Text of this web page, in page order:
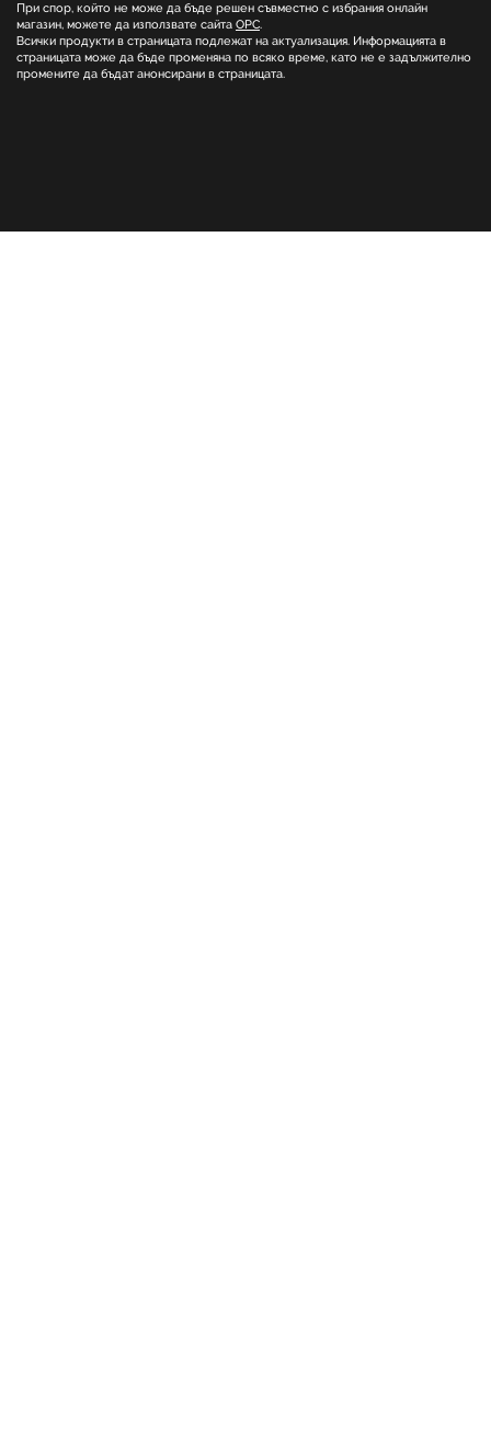
При спор, който не може да бъде решен съвместно с избрания онлайн
магазин, можете да използвате сайта ОРС.
Всички продукти в страницата подлежат на актуализация. Информацията в
страницата може да бъде променяна по всяко време, като не е задължително
промените да бъдат анонсирани в страницата.